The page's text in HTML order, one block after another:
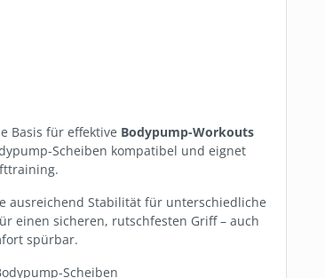
Basis für effektive Bodypump-Workouts
Scheiben kompatibel und eignet
ausreichend Stabilität für unterschiedliche
einen sicheren, rutschfesten Griff – auch
spürbar.
Scheiben
L
Warenkorb
BEDARF.DE WET WIPES
(FEUCHTE
ab74,95 €*(0,02 €* / 1 Blatt)